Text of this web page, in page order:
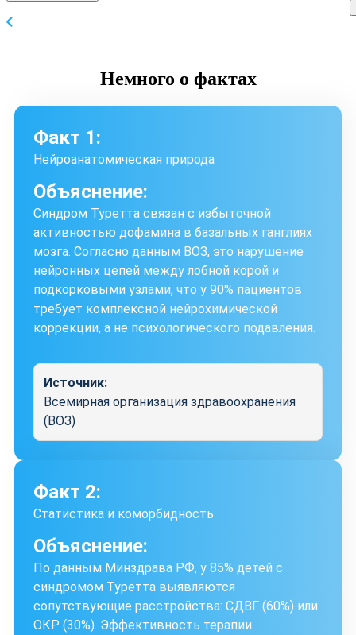
Немного о фактах
Факт 1:
Нейроанатомическая природа
Объяснение:
Синдром Туретта связан с избыточной
активностью дофамина в базальных ганглиях
мозга. Согласно данным ВОЗ, это нарушение
нейронных цепей между лобной корой и
подкорковыми узлами, что у 90% пациентов
требует комплексной нейрохимической
коррекции, а не психологического подавления.
Источник:
Всемирная организация здравоохранения
(ВОЗ)
Факт 2:
Статистика и коморбидность
Объяснение:
По данным Минздрава РФ, у 85% детей с
синдромом Туретта выявляются
сопутствующие расстройства: СДВГ (60%) или
ОКР (30%). Эффективность терапии